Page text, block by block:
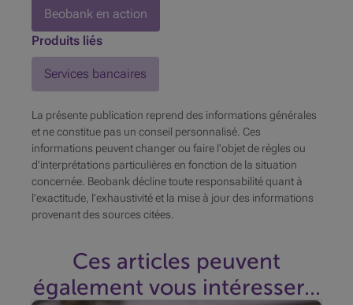
Beobank en action
Produits liés
Services bancaires
La présente publication reprend des informations générales
et ne constitue pas un conseil personnalisé. Ces
informations peuvent changer ou faire l'objet de règles ou
d'interprétations particulières en fonction de la situation
concernée. Beobank décline toute responsabilité quant à
l'exactitude, l'exhaustivité et la mise à jour des informations
provenant des sources citées.
Ces articles peuvent
également vous intéresser...